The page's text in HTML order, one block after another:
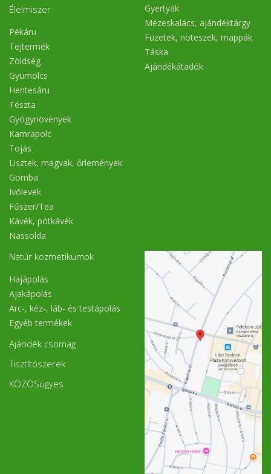
Élelmiszer
Pékáru
Tejtermék
Zöldség
Gyümölcs
Hentesáru
Tészta
Gyógynövények
Kamrapolc
Tojás
Lisztek, magvak, őrlemények
Gomba
Ivólevek
Fűszer/Tea
Kávék, pótkávék
Nassolda
Gyertyák
Mézeskalács, ajándéktárgy
Füzetek, noteszek, mappák
Táska
Ajándékátadók
Natúr kozmetikumok
Hajápolás
Ajakápolás
Arc-, kéz-, láb- és testápolás
Egyéb termékek
Ajándék csomag
Tisztítószerek
KÖZÖSügyes